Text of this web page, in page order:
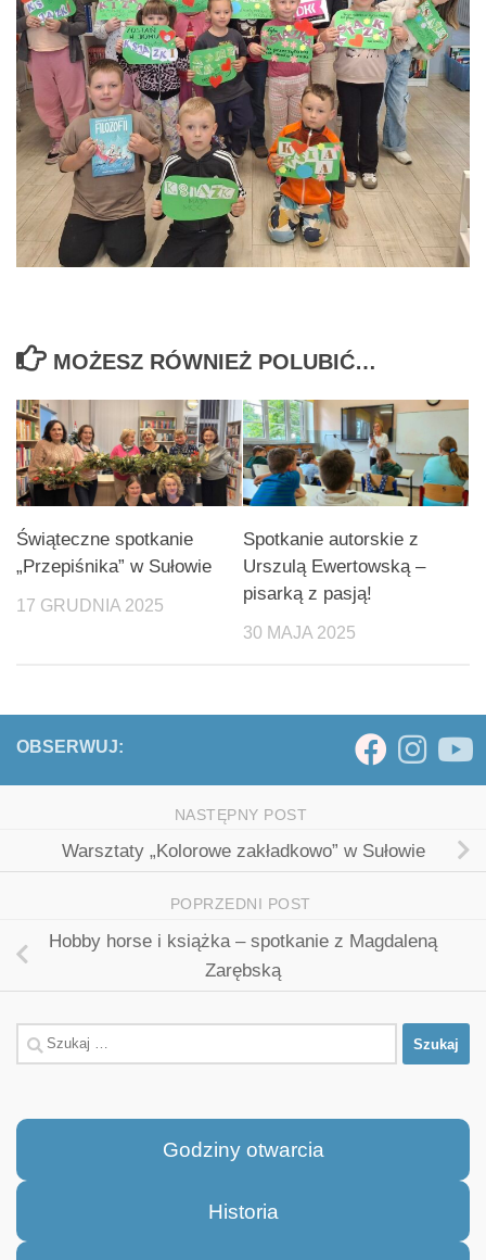
MOŻESZ RÓWNIEŻ POLUBIĆ…
Świąteczne spotkanie
„Przepiśnika” w Sułowie
17 GRUDNIA 2025
Spotkanie autorskie z
Urszulą Ewertowską –
pisarką z pasją!
30 MAJA 2025
OBSERWUJ:
NASTĘPNY POST
Warsztaty „Kolorowe zakładkowo” w Sułowie
POPRZEDNI POST
Hobby horse i książka – spotkanie z Magdaleną
Zarębską
Szukaj:
Godziny otwarcia
Historia